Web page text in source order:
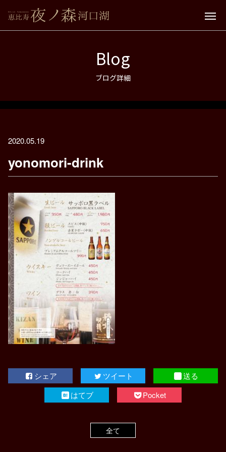
Blog
ブログ詳細
2020.05.19
yonomori-drink
シェア ツイート
送る
はてブ
Pocket
全て